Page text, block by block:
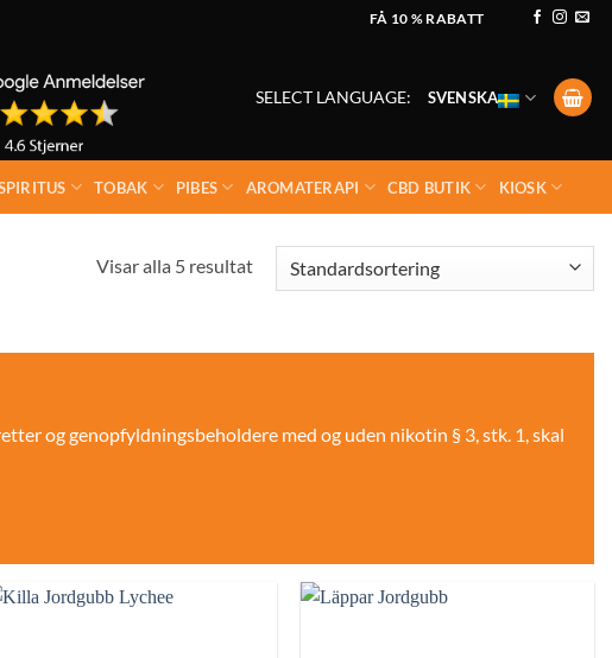
FÅ 10 % RABATT
SELECT LANGUAGE: SVENSKA
TOBAK PIBES AROMATERAPI CBD BUTIK KIOSK
Visar alla 5 resultat
og genopfyldningsbeholdere med og uden nikotin § 3, stk. 1, skal